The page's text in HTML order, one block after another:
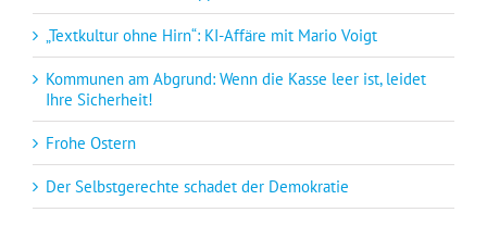
„Textkultur ohne Hirn“: KI-Affäre mit Mario Voigt
Kommunen am Abgrund: Wenn die Kasse leer ist, leidet
Ihre Sicherheit!
Frohe Ostern
Der Selbstgerechte schadet der Demokratie